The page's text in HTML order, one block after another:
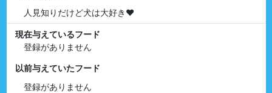
人見知りだけど犬は大好き❤
現在与えているフード
登録がありません
以前与えていたフード
登録がありません